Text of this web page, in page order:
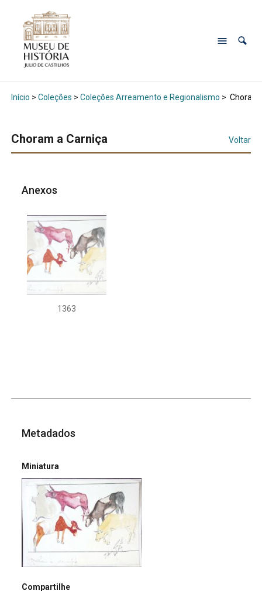
Início > Coleções > Coleções Arreamento e Regionalismo > Choram
Choram a Carniça Voltar
Anexos
1363
Metadados
Miniatura
Compartilhe